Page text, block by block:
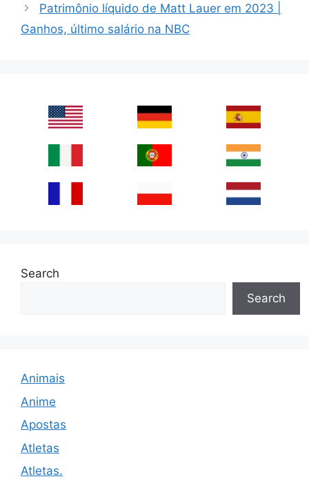
Patrimônio líquido de Matt Lauer em 2023 |
Ganhos, último salário na NBC
Search
Search
Animais
Anime
Apostas
Atletas
Atletas.